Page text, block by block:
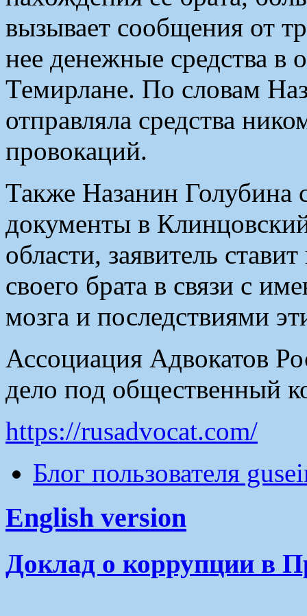
вызывает сообщения от
нее денежные средства
Темирлане. По словам
отправляла средства
провокаций.
Также Назанин Голубина
документы в
области, заявитель
своего брата в связи с
мозга и последствиями
Ассоциация Адвокатов
дело под общественный
https://rusadvocat.com/
Блог пользователя
English version
Доклад о коррупции в